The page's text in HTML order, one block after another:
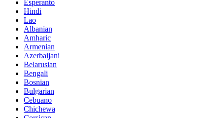
Esperanto
Hindi
Lao
Albanian
Amharic
Armenian
Azerbaijani
Belarusian
Bengali
Bosnian
Bulgarian
Cebuano
Chichewa